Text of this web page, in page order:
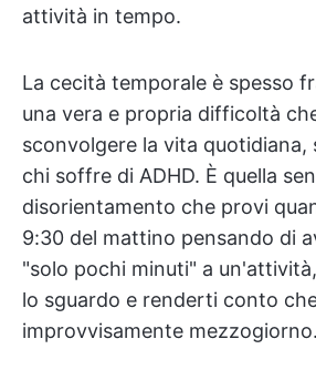
attività in tempo.
La cecità temporale è spesso
una vera e propria difficoltà
sconvolgere la vita quotidiana,
chi soffre di ADHD. È quella
disorientamento che provi
9:30 del mattino pensando di
"solo pochi minuti" a
lo sguardo e renderti conto
improvvisamente mezzogiorno.